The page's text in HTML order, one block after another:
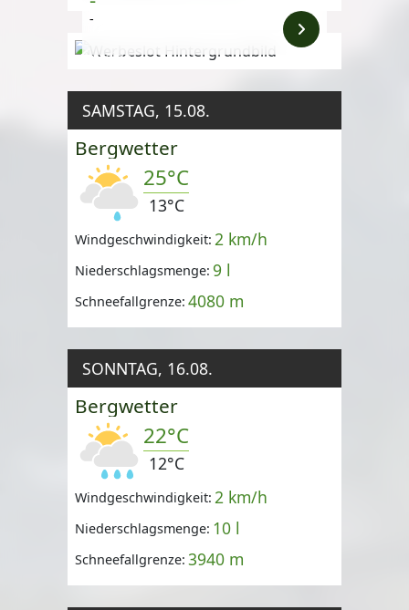
Anzeige
-
SAMSTAG, 15.08.
Bergwetter
25°C
13°C
Windgeschwindigkeit: 2 km/h
Niederschlagsmenge: 9 l
Schneefallgrenze: 4080 m
SONNTAG, 16.08.
Bergwetter
22°C
12°C
Windgeschwindigkeit: 2 km/h
Niederschlagsmenge: 10 l
Schneefallgrenze: 3940 m